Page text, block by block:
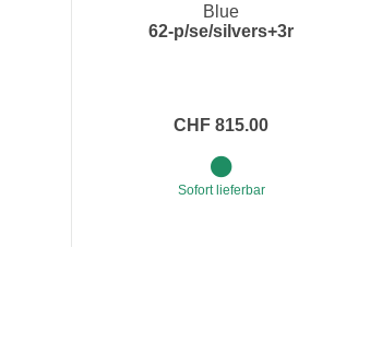
Blue
62-p/se/silvers+3r
CHF 815.00
Sofort lieferbar